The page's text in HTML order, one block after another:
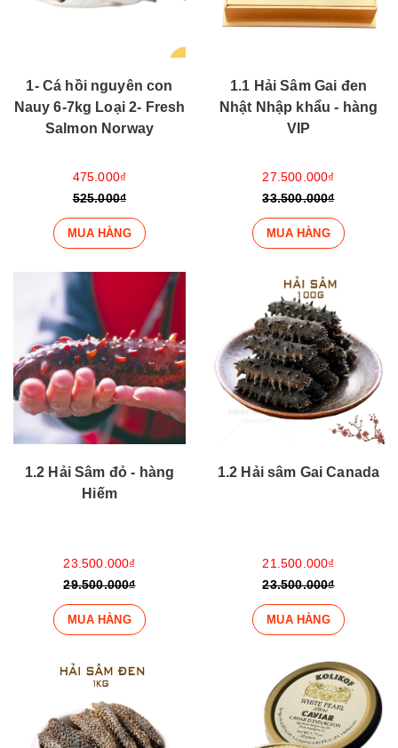
1- Cá hồi nguyên con
Nauy 6-7kg Loại 2- Fresh
Salmon Norway
475.000₫
525.000₫
MUA HÀNG
1.1 Hải Sâm Gai đen
Nhật Nhập khẩu - hàng
VIP
27.500.000₫
33.500.000₫
MUA HÀNG
1.2 Hải Sâm đỏ - hàng
Hiếm
23.500.000₫
29.500.000₫
MUA HÀNG
1.2 Hải sâm Gai Canada
21.500.000₫
23.500.000₫
MUA HÀNG